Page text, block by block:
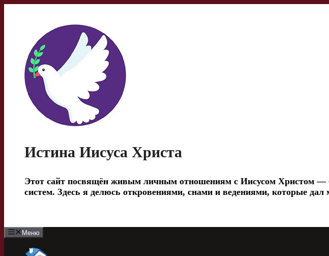
Истина Иисуса Христа
Этот сайт посвящён живым личным отношениям с Иисусом Христом —
систем. Здесь я делюсь откровениями, снами и ведениями, которые
Меню